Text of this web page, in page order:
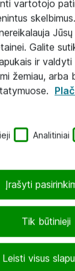
paslaugos
Vilnius
vartotojo
Galite
ir
žemiau, arba
Analitiniai
Tik būtinieji
Leisti visus
Įrašyti